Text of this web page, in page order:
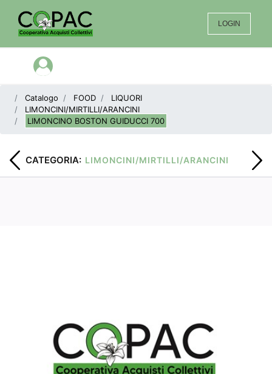
LOGIN
Open menu
Catalogo FOOD
LIQUORI
LIMONCINI/MIRTILLI/ARANCINI
LIMONCINO BOSTON GUIDUCCI 700
CATEGORIA: LIMONCINI/MIRTILLI/ARANCINI